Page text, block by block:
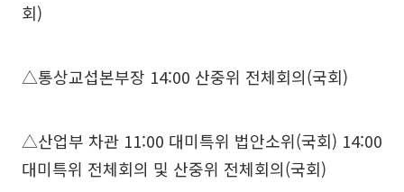
회)
△통상교섭본부장 14:00 산중위 전체회의(국회)
△산업부 차관 11:00 대미특위 법안소위(국회) 14:00
대미특위 전체회의 및 산중위 전체회의(국회)